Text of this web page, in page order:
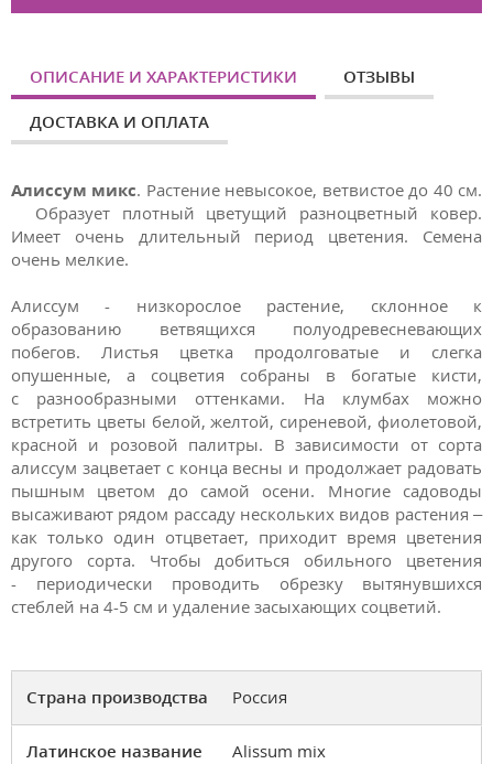
ОПИСАНИЕ И ХАРАКТЕРИСТИКИ ОТЗЫВЫ
ДОСТАВКА И ОПЛАТА
Алиссум микс. Растение невысокое, ветвистое до 40 см.
Образует плотный цветущий разноцветный ковер.
Имеет очень длительный период цветения. Семена
очень мелкие.
Алиссум- низкорослое растение, склонное к
образованию ветвящихся полуодревесневающих
побегов. Листья цветка продолговатые и слегка
опушенные, а соцветия собраны в богатые кисти,
с разнообразными оттенками. На клумбах можно
встретить цветы белой, желтой, сиреневой, фиолетовой,
красной и розовой палитры. В зависимости от сорта
алиссум зацветает с конца весны и продолжает радовать
пышным цветом до самой осени. Многие садоводы
высаживают рядом рассаду нескольких видов растения –
как только один отцветает, приходит время цветения
другого сорта. Чтобы добиться обильного цветения
- периодически проводить обрезку вытянувшихся
стеблей на 4-5 см и удаление засыхающих соцветий.
Страна производства Россия
Латинское название Alissum mix